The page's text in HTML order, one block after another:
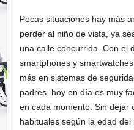
Pocas situaciones hay más
perder al niño de vista, ya
una calle concurrida. Con el
smartphones y
más en sistemas de
padres, hoy en día es muy
en cada momento. Sin dejar
habituales según la edad